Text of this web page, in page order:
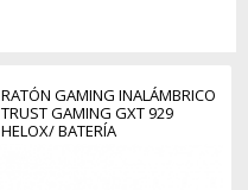
RATÓN GAMING INALÁMBRICO
TRUST GAMING GXT 929
HELOX/ BATERÍA